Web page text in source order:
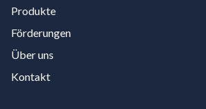
Produkte
Förderungen
Über uns
Kontakt